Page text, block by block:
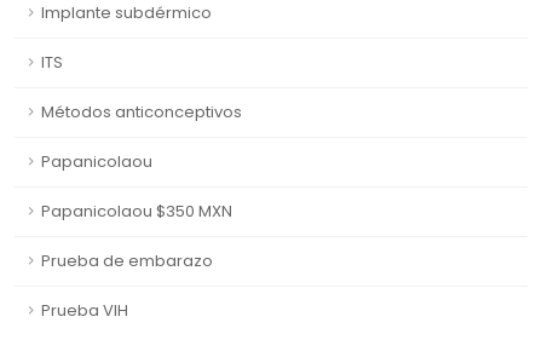
Implante subdérmico
ITS
Métodos anticonceptivos
Papanicolaou
Papanicolaou $350 MXN
Prueba de embarazo
Prueba VIH